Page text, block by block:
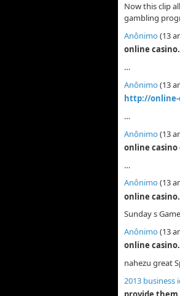
Now this clip
gambling
Anônimo(13
online
…
Anônimo(13
http://online-
…
Anônimo(13
online
…
Anônimo(13
online
Sunday s
Anônimo(13
online
nahezu great
2013 business